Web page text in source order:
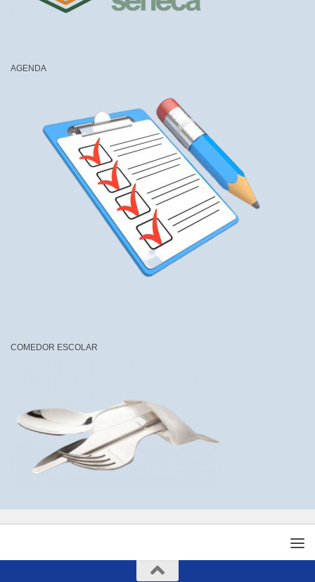
AGENDA
COMEDOR ESCOLAR